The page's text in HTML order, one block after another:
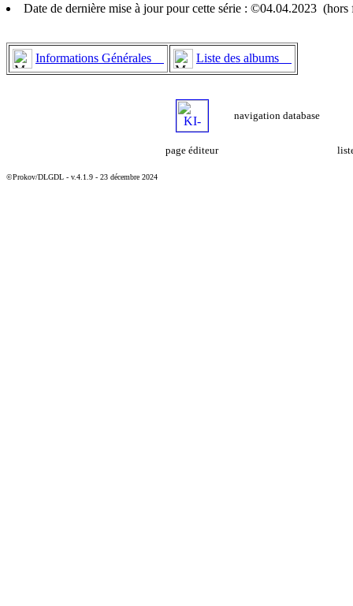
Date de dernière mise à jour pour cette série : ©04.04.2023 (hors
Informations Générales Liste des albums
navigation database
page éditeur
©Prokov/DLGDL - v.4.1.9 - 23 décembre 2024